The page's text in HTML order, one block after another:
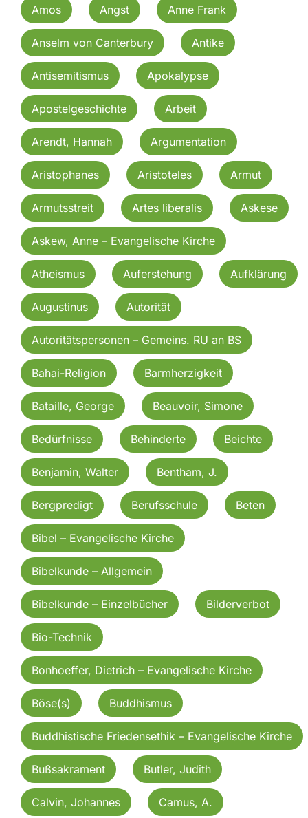
Amos Angst Anne Frank
Anselm von Canterbury Antike
Antisemitismus Apokalypse
Apostelgeschichte Arbeit
Arendt, Hannah Argumentation
Aristophanes Aristoteles Armut
Armutsstreit Artes liberalis Askese
Askew, Anne – Evangelische Kirche
Atheismus Auferstehung Aufklärung
Augustinus Autorität
Autoritätspersonen – Gemeins. RU an BS
Bahai-Religion Barmherzigkeit
Bataille, George Beauvoir, Simone
Bedürfnisse Behinderte Beichte
Benjamin, Walter Bentham, J.
Bergpredigt Berufsschule Beten
Bibel – Evangelische Kirche
Bibelkunde – Allgemein
Bibelkunde – Einzelbücher Bilderverbot
Bio-Technik
Bonhoeffer, Dietrich – Evangelische Kirche
Böse(s) Buddhismus
Buddhistische Friedensethik – Evangelische Kirche
Bußsakrament Butler, Judith
Calvin, Johannes Camus, A.